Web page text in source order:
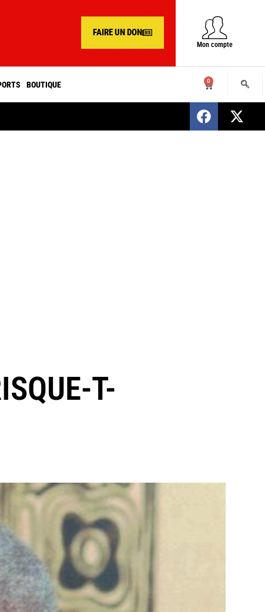
FAIRE UN DON
Mon compte
BOUTIQUE 0
SENEGAL : Nomination d’un nouveau
T-